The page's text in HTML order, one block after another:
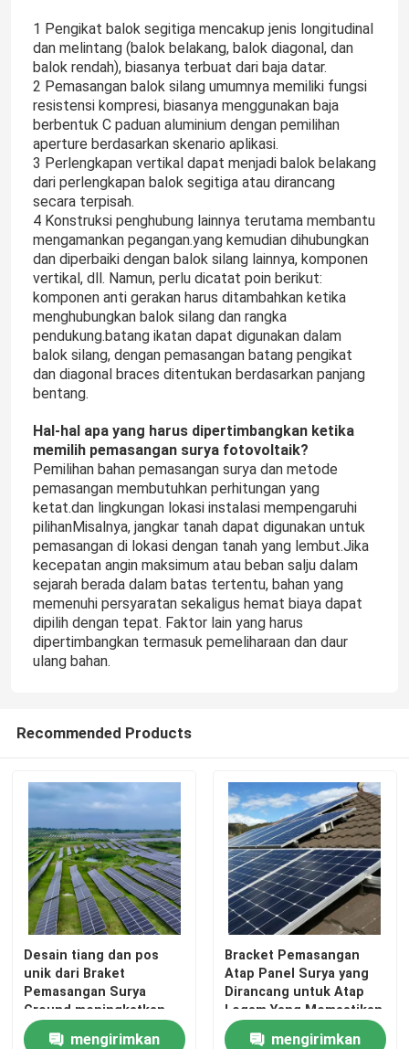
Rumah
Produk
Video
1 Pengikat balok segitiga mencakup jenis longitudinal
dan melintang (balok belakang, balok diagonal, dan
balok rendah), biasanya terbuat dari baja datar.
2 Pemasangan balok silang umumnya memiliki fungsi
resistensi kompresi, biasanya menggunakan baja
berbentuk C paduan aluminium dengan pemilihan
aperture berdasarkan skenario aplikasi.
3 Perlengkapan vertikal dapat menjadi balok belakang
dari perlengkapan balok segitiga atau dirancang
secara terpisah.
4 Konstruksi penghubung lainnya terutama membantu
mengamankan pegangan.yang kemudian dihubungkan
dan diperbaiki dengan balok silang lainnya, komponen
vertikal, dll. Namun, perlu dicatat poin berikut:
komponen anti gerakan harus ditambahkan ketika
menghubungkan balok silang dan rangka
pendukung.batang ikatan dapat digunakan dalam
balok silang, dengan pemasangan batang pengikat
dan diagonal braces ditentukan berdasarkan panjang
bentang.
Hal-hal apa yang harus dipertimbangkan ketika
memilih pemasangan surya fotovoltaik?
Pemilihan bahan pemasangan surya dan metode
pemasangan membutuhkan perhitungan yang
ketat.dan lingkungan lokasi instalasi mempengaruhi
pilihanMisalnya, jangkar tanah dapat digunakan untuk
pemasangan di lokasi dengan tanah yang lembut.Jika
kecepatan angin maksimum atau beban salju dalam
sejarah berada dalam batas tertentu, bahan yang
memenuhi persyaratan sekaligus hemat biaya dapat
dipilih dengan tepat. Faktor lain yang harus
dipertimbangkan termasuk pemeliharaan dan daur
ulang bahan.
Recommended Products
Desain tiang dan pos
unik dari Braket
Pemasangan Surya
Ground meningkatkan
kemampuan beradaptasi
mengirimkan
Bracket Pemasangan
Atap Panel Surya yang
Dirancang untuk Atap
Logam Yang Memastikan
Pemasangan dan
mengirimkan